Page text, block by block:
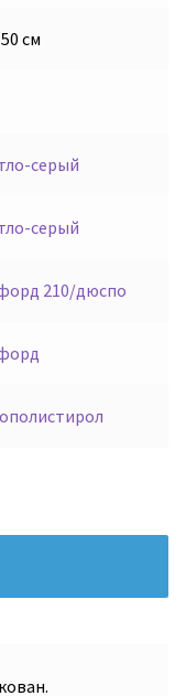
см
серый
серый
210/дюспо